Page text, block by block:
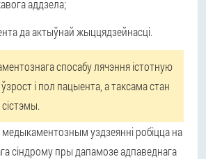
аддзела;
да актыўнай жыццядзейнасці.
спосабу лячэння істотную
і пол пацыента, а таксама стан
уздзеянні робіцца на
сіндрому пры дапамозе адпаведнага